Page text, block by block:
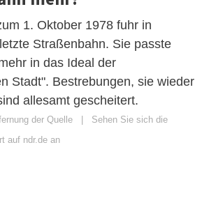
1. Oktober 1978 fuhr in
Straßenbahn. Sie passte
in das Ideal der
Stadt". Bestrebungen, sie wieder
allesamt gescheitert.
der Quelle | Sehen Sie sich die
auf ndr.de an